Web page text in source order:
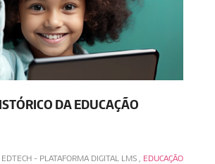
DA EDUCAÇÃO
- PLATAFORMA DIGITAL LMS, EDUCAÇÃO